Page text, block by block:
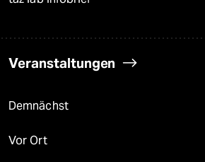
Veranstaltungen
Demnächst
Vor Ort